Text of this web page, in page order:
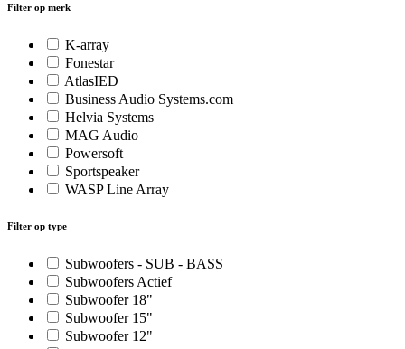
Filter op merk
K-array
Fonestar
AtlasIED
Business Audio Systems.com
Helvia Systems
MAG Audio
Powersoft
Sportspeaker
WASP Line Array
Filter op type
Subwoofers - SUB - BASS
Subwoofers Actief
Subwoofer 18"
Subwoofer 15"
Subwoofer 12"